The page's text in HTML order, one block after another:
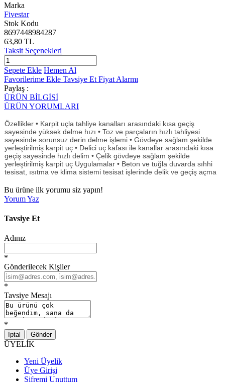
Marka
Fivestar
Stok Kodu
8697448984287
63,80 TL
Taksit Seçenekleri
Sepete Ekle Hemen Al
Favorilerime Ekle Tavsiye Et Fiyat Alarmı
Paylaş :
ÜRÜN BİLGİSİ
ÜRÜN YORUMLARI
Özellikler • Karpit uçla tahliye kanalları arasındaki kısa geçiş
sayesinde yüksek delme hızı • Toz ve parçaların hızlı tahliyesi
sayesinde sorunsuz derin delme işlemi • Gövdeye sağlam şekilde
yerleştirilmiş karpit uç • Delici uç kafası ile kanallar arasındaki kısa
geçiş sayesinde hızlı delim • Çelik gövdeye sağlam şekilde
yerleştirilmiş karpit uç Uygulamalar • Beton ve tuğla duvarda sıhhi
tesisat, ısıtma ve klima sistemi tesisat işlerinde delik ve geçiş açma
Bu ürüne ilk yorumu siz yapın!
Yorum Yaz
Tavsiye Et
Adınız
*
Gönderilecek Kişiler
*
Tavsiye Mesajı
*
İptal Gönder
ÜYELİK
Yeni Üyelik
Üye Girişi
Şifremi Unuttum